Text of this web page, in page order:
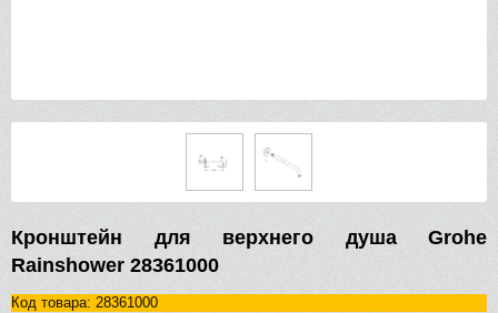
Кронштейн для верхнего душа Grohe
Rainshower 28361000
Код товара: 28361000